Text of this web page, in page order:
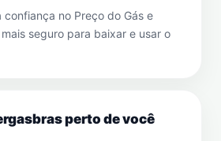
confiança no Preço do Gás e
seguro para baixar e usar o
perto de você